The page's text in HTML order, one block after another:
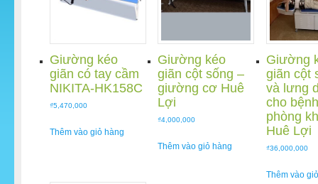
Giường kéo
giãn có tay cầm
NIKITA-HK158C
₫5,470,000
Thêm vào giỏ hàng
Giường kéo
giãn cột sống –
giường cơ Huê
Lợi
₫4,000,000
Thêm vào giỏ hàng
Giường
giãn cột
và lưng
cho
phòng
Huê Lợi
₫36,000,000
Thêm vào